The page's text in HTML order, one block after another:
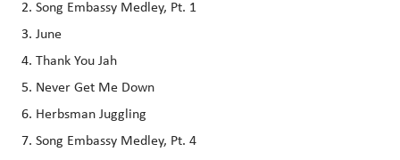
Song Embassy Medley, Pt. 1
June
Thank You Jah
Never Get Me Down
Herbsman Juggling
Song Embassy Medley, Pt. 4